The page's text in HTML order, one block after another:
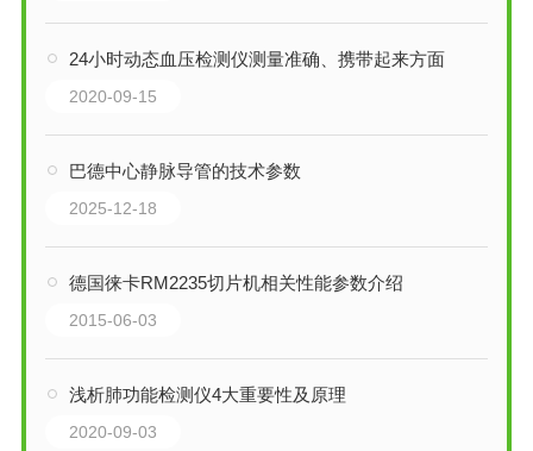
24小时动态血压检测仪测量准确、携带起来方面
2020-09-15
巴德中心静脉导管的技术参数
2025-12-18
德国徕卡RM2235切片机相关性能参数介绍
2015-06-03
浅析肺功能检测仪4大重要性及原理
2020-09-03